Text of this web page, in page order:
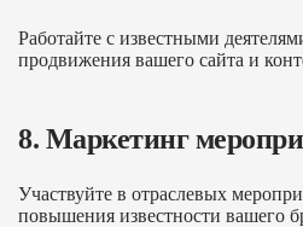
Работайте с известными
продвижения вашего сайта и
8. Маркетинг
Участвуйте в отраслевых
повышения известности вашего